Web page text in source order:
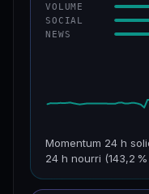
VOLUME
SOCIAL
NEWS
Momentum 24 h
24 h nourri (143,2